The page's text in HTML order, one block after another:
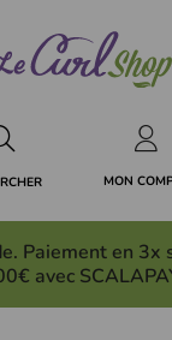
MON
Paiement en 3x
avec